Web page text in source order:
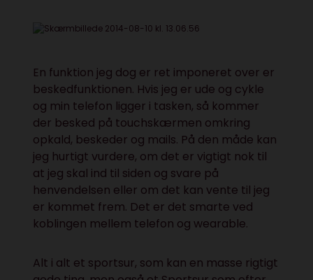
En funktion jeg dog er ret imponeret over er
beskedfunktionen. Hvis jeg er ude og cykle
og min telefon ligger i tasken, så kommer
der besked på touchskærmen omkring
opkald, beskeder og mails. På den måde kan
jeg hurtigt vurdere, om det er vigtigt nok til
at jeg skal ind til siden og svare på
henvendelsen eller om det kan vente til jeg
er kommet frem. Det er det smarte ved
koblingen mellem telefon og wearable.
Alt i alt et sportsur, som kan en masse rigtigt